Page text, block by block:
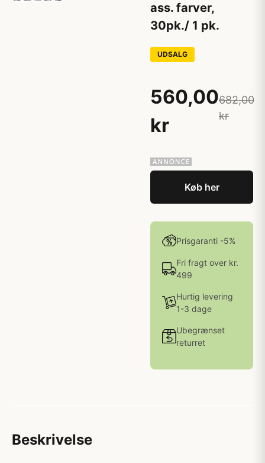
ass. farver,
30pk./ 1 pk.
UDSALG
560,00
kr
682,00
kr
Køb her
Prisgaranti -5%
Fri fragt over kr.
499
Hurtig levering
1-3 dage
Ubegrænset
returret
Beskrivelse